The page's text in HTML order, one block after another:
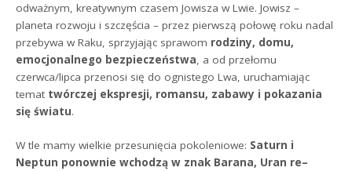
odważnym, kreatywnym czasem Jowisza w Lwie. Jowisz –
planeta rozwoju i szczęścia – przez pierwszą połowę roku nadal
przebywa w Raku, sprzyjając sprawom rodziny, domu,
emocjonalnego bezpieczeństwa, a od przełomu
czerwca/lipca przenosi się do ognistego Lwa, uruchamiając
temat twórczej ekspresji, romansu, zabawy i pokazania
się światu.
W tle mamy wielkie przesunięcia pokoleniowe: Saturn i
Neptun ponownie wchodzą w znak Barana, Uran re–